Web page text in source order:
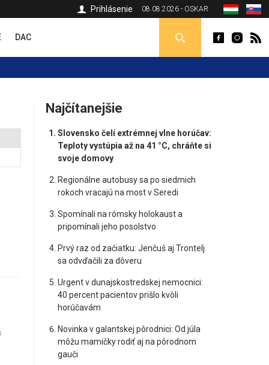
08.08.2026 - OSKAR
Prihlásenie
DAC
Najčítanejšie
Slovensko čelí extrémnej vlne horúčav:
Teploty vystúpia až na 41 °C, chráňte si
svoje domovy
Regionálne autobusy sa po siedmich
rokoch vracajú na most v Seredi
Spomínali na rómsky holokaust a
pripomínali jeho posolstvo
Prvý raz od začiatku: Jenčuš aj Trontelj
sa odvďačili za dôveru
Urgent v dunajskostredskej nemocnici:
40 percent pacientov prišlo kvôli
horúčavám
Novinka v galantskej pôrodnici: Od júla
môžu mamičky rodiť aj na pôrodnom
gauči